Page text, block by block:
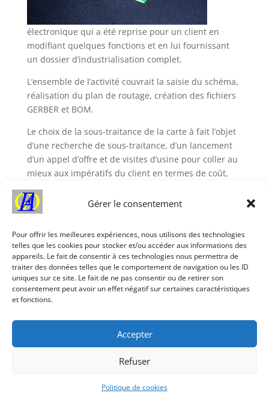
Gérer le consentement
Pour offrir les meilleures expériences, nous utilisons des technologies
telles que les cookies pour stocker et/ou accéder aux informations des
appareils. Le fait de consentir à ces technologies nous permettra de
traiter des données telles que le comportement de navigation ou les ID
uniques sur ce site. Le fait de ne pas consentir ou de retirer son
consentement peut avoir un effet négatif sur certaines caractéristiques
et fonctions.
Accepter
Refuser
Politique de cookies
électronique qui a été reprise pour un client en
modifiant quelques fonctions et en lui fournissant
un dossier d’industrialisation complet.
L’ensemble de l’activité couvrait la saisie du schéma,
réalisation du plan de routage, création des fichiers
GERBER et BOM.
Le choix de la sous-traitance de la carte à fait l’objet
d’une recherche de sous-traitance, d’un lancement
d’un appel d’offre et de visites d’usine pour coller au
mieux aux impératifs du client en termes de coût,
délai, qualité et pérennité.
Articles à consulter
Une analyse et un affichage sous Windows du
compteur d’énergie électrique PZEM-004T
Objets connectés sur Internet. Oui mais comment ?
EADC - Électronique Automatisme,